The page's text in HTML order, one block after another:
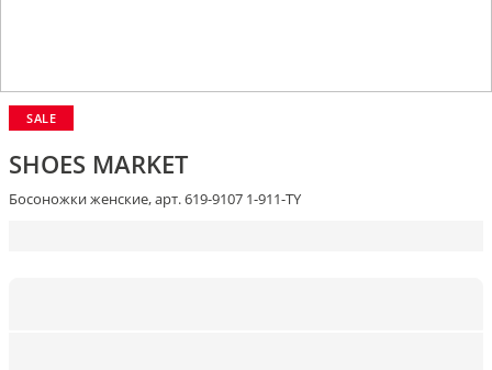
SALE
SHOES MARKET
Босоножки женские, арт. 619-9107 1-911-TY